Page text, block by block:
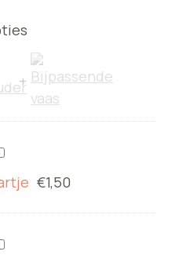
kaartje€1,50